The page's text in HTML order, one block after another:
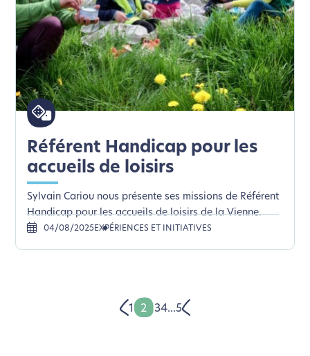
Référent Handicap pour les
accueils de loisirs
Sylvain Cariou nous présente ses missions de Référent
Handicap pour les accueils de loisirs de la Vienne.
04/08/2025 EXPÉRIENCES ET INITIATIVES
1 2 34...5